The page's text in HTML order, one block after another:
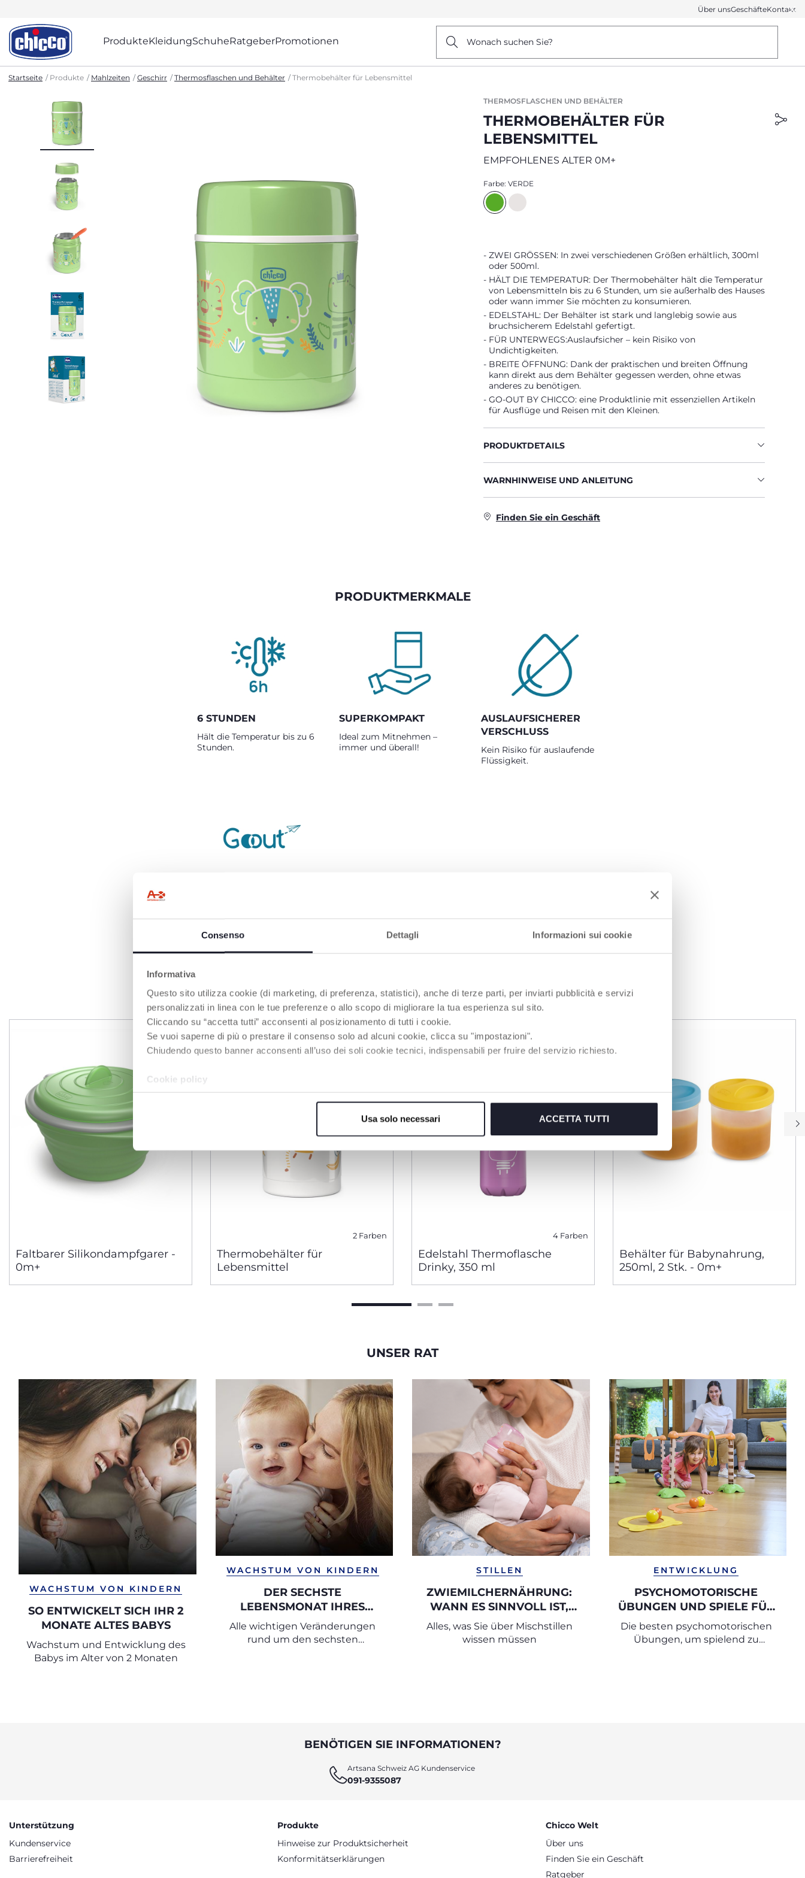
Consenso Dettagli Informazioni sui cookie
Informativa
Questo sito utilizza cookie (di marketing, di preferenza, statistici), anche di terze parti, per inviarti pubblicità e servizi
personalizzati in linea con le tue preferenze o allo scopo di migliorare la tua esperienza sul sito.
Cliccando su “accetta tutti” acconsenti al posizionamento di tutti i cookie.
Se vuoi saperne di più o prestare il consenso solo ad alcuni cookie, clicca su "impostazioni".
Chiudendo questo banner acconsenti all’uso dei soli cookie tecnici, indispensabili per fruire del servizio richiesto.
Cookie policy
Usa solo necessari ACCETTA TUTTI
Über unsGeschäfteKontakt
ProdukteKleidungSchuheRatgeberPromotionen Wonach suchen Sie?
Startseite Produkte Mahlzeiten Geschirr Thermosflaschen und Behälter Thermobehälter für Lebensmittel
THERMOSFLASCHEN UND BEHÄLTER
THERMOBEHÄLTER FÜR
LEBENSMITTEL
EMPFOHLENES ALTER 0M+
Farbe: VERDE
ZWEI GRÖSSEN: In zwei verschiedenen Größen erhältlich, 300ml
oder 500ml.
HÄLT DIE TEMPERATUR: Der Thermobehälter hält die Temperatur
von Lebensmitteln bis zu 6 Stunden, um sie außerhalb des Hauses
oder wann immer Sie möchten zu konsumieren.
EDELSTAHL: Der Behälter ist stark und langlebig sowie aus
bruchsicherem Edelstahl gefertigt.
FÜR UNTERWEGS:Auslaufsicher – kein Risiko von
Undichtigkeiten.
BREITE ÖFFNUNG: Dank der praktischen und breiten Öffnung
kann direkt aus dem Behälter gegessen werden, ohne etwas
anderes zu benötigen.
GO-OUT BY CHICCO: eine Produktlinie mit essenziellen Artikeln
für Ausflüge und Reisen mit den Kleinen.
PRODUKTDETAILS
WARNHINWEISE UND ANLEITUNG
Finden Sie ein Geschäft
PRODUKTMERKMALE
6 STUNDEN
Hält die Temperatur bis zu 6
Stunden.
SUPERKOMPAKT
Ideal zum Mitnehmen –
immer und überall!
AUSLAUFSICHERER
VERSCHLUSS
Kein Risiko für auslaufende
Flüssigkeit.
ideal für Ausflüge und Reisen
mit den Kleinsten.
PRODUKTE, DIE SIE INTERESSIEREN KÖNNTEN
Faltbarer Silikondampfgarer -
0m+
2 Farben
Thermobehälter für
Lebensmittel
4 Farben
Edelstahl Thermoflasche
Drinky, 350 ml
Behälter für Babynahrung,
250ml, 2 Stk. - 0m+
UNSER RAT
WACHSTUM VON KINDERN
SO ENTWICKELT SICH IHR 2
MONATE ALTES BABYS
Wachstum und Entwicklung des
Babys im Alter von 2 Monaten
WACHSTUM VON KINDERN
DER SECHSTE
LEBENSMONAT IHRES
BABYS
Alle wichtigen Veränderungen
rund um den sechsten
STILLEN
ZWIEMILCHERNÄHRUNG:
WANN ES SINNVOLL IST,
STILLEN UND FLASCHE ZU
KOMBINIEREN
Alles, was Sie über Mischstillen
wissen müssen
ENTWICKLUNG
PSYCHOMOTORISCHE
ÜBUNGEN UND SPIELE FÜR
JEDE PHASE DER KINDHEIT
Die besten psychomotorischen
Übungen, um spielend zu
BENÖTIGEN SIE INFORMATIONEN?
Artsana Schweiz AG Kundenservice
091-9355087
Unterstützung
Kundenservice
Barrierefreiheit
Produkte
Hinweise zur Produktsicherheit
Konformitätserklärungen
Chicco Welt
Über uns
Finden Sie ein Geschäft
Ratgeber